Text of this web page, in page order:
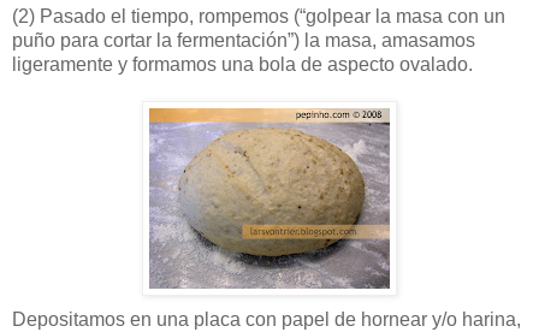
(2) Pasado el tiempo, rompemos (“golpear la masa con un
puño para cortar la fermentación”) la masa, amasamos
ligeramente y formamos una bola de aspecto ovalado.
Depositamos en una placa con papel de hornear y/o harina,